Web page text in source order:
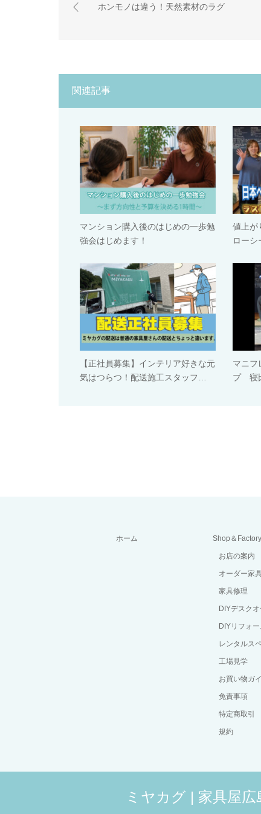
ホンモノは違う！天然素材のラグ
関連記事
マンション購入後のはじめの一歩勉
強会はじめます！
値上が
ロー
【正社員募集】インテリア好きな元
気はつらつ！配送施工スタッフ…
マニフ
プ 寝
ホーム Shop＆Factory
お店の案内
オーダー家
家具修理
DIYデスク
DIYリフォ
レンタルス
工場見学
お買い物ガ
免責事項
特定商取引
規約
ミヤカグ | 家具屋